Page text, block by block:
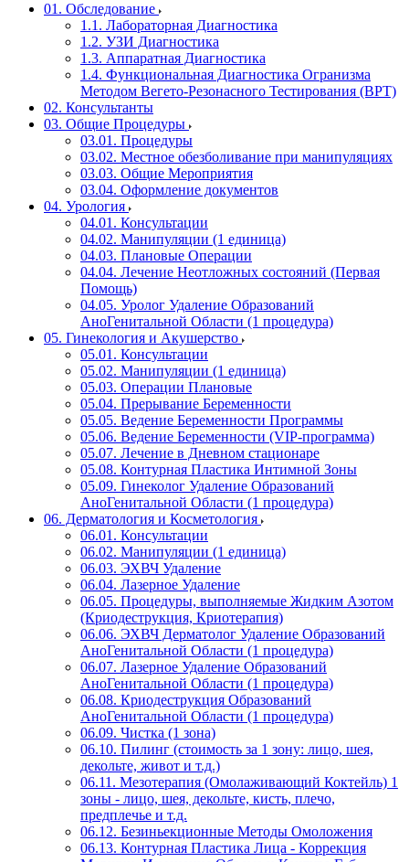
01. Обследование
1.1. Лабораторная Диагностика
1.2. УЗИ Диагностика
1.3. Аппаратная Диагностика
1.4. Функциональная Диагностика Огранизма
Методом Вегето-Резонасного Тестирования (ВРТ)
02. Консультанты
03. Общие Процедуры
03.01. Процедуры
03.02. Местное обезболивание при манипуляциях
03.03. Общие Мероприятия
03.04. Оформление документов
04. Урология
04.01. Консультации
04.02. Манипуляции (1 единица)
04.03. Плановые Операции
04.04. Лечение Неотложных состояний (Первая
Помощь)
04.05. Уролог Удаление Образований
АноГенитальной Области (1 процедура)
05. Гинекология и Акушерство
05.01. Консультации
05.02. Манипуляции (1 единица)
05.03. Операции Плановые
05.04. Прерывание Беременности
05.05. Ведение Беременности Программы
05.06. Ведение Беременности (VIP-программа)
05.07. Лечение в Дневном стационаре
05.08. Контурная Пластика Интимной Зоны
05.09. Гинеколог Удаление Образований
АноГенитальной Области (1 процедура)
06. Дерматология и Косметология
06.01. Консультации
06.02. Манипуляции (1 единица)
06.03. ЭХВЧ Удаление
06.04. Лазерное Удаление
06.05. Процедуры, выполняемые Жидким Азотом
(Криодеструкция, Криотерапия)
06.06. ЭХВЧ Дерматолог Удаление Образований
АноГенитальной Области (1 процедура)
06.07. Лазерное Удаление Образований
АноГенитальной Области (1 процедура)
06.08. Криодеструкция Образований
АноГенитальной Области (1 процедура)
06.09. Чистка (1 зона)
06.10. Пилинг (стоимость за 1 зону: лицо, шея,
декольте, живот и т.д.)
06.11. Мезотерапия (Омолаживающий Коктейль) 1
зоны - лицо, шея, декольте, кисть, плечо,
предплечье и т.д.
06.12. Безиньекционные Методы Омоложения
06.13. Контурная Пластика Лица - Коррекция